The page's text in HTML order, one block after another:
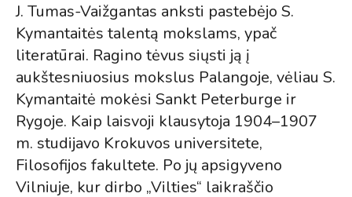
J. Tumas-Vaižgantas anksti pastebėjo S.
Kymantaitės talentą mokslams, ypač
literatūrai. Ragino tėvus siųsti ją į
aukštesniuosius mokslus Palangoje, vėliau S.
Kymantaitė mokėsi Sankt Peterburge ir
Rygoje. Kaip laisvoji klausytoja 1904–1907
m. studijavo Krokuvos universitete,
Filosofijos fakultete. Po jų apsigyveno
Vilniuje, kur dirbo „Vilties“ laikraščio